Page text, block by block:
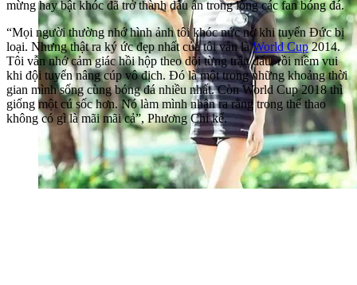
mừng hay bật khóc đã trở thành dấu ấn trong lòng các fan bóng đá.
“Mọi người thường nhớ hình ảnh tôi khóc nức nở khi tuyển Đức bị
loại. Nhưng thật ra ký ức đẹp nhất của tôi vẫn làWorld Cup2014.
Tôi vẫn nhớ cảm giác hồi hộp theo dõi từng trận đấu, rồi niềm vui
khi đội tuyển nâng cúp vô địch. Đó là một trong những khoảng thời
gian mình sống cùng bóng đá nhiều nhất. Còn World Cup 2018 thì
giống một cú sốc hơn. Nó làm mình nhận ra rằng trong thể thao
không có gì là mãi mãi cả”, Phương Chi kể.